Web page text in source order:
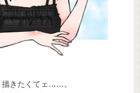
描きたくてェ……。